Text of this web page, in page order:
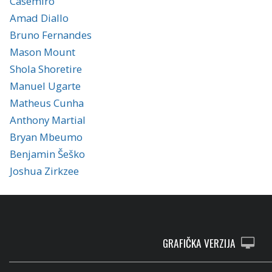
Amad Diallo
Bruno Fernandes
Mason Mount
Shola Shoretire
Manuel Ugarte
Matheus Cunha
Anthony Martial
Bryan Mbeumo
Benjamin Šeško
Joshua Zirkzee
GRAFIČKA VERZIJA